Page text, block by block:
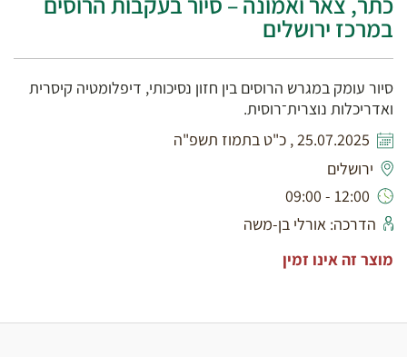
במרכז ירושלים
סיור עומק במגרש הרוסים בין חזון נסיכותי, דיפלומטיה קיסרית
ואדריכלות נוצרית־רוסית.
25.07.2025 , כ"ט בתמוז תשפ"ה
ירושלים
12:00 - 09:00
הדרכה: אורלי בן-משה
מוצר זה אינו זמין